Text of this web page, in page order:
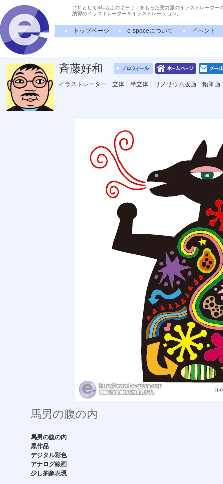
プロとして3年以上のキャリアをもった実力派のイラストレーター
納得のイラストレーター＆イラストレーション。
トップページ e-spaceについて イベント
斉藤好和
イラストレーター 立体 半立体 リノリウム版画 鉛筆画
馬男の腹の内
馬男の腹の内
黒作品
デジタル彩色
アナログ線画
少し抽象表現